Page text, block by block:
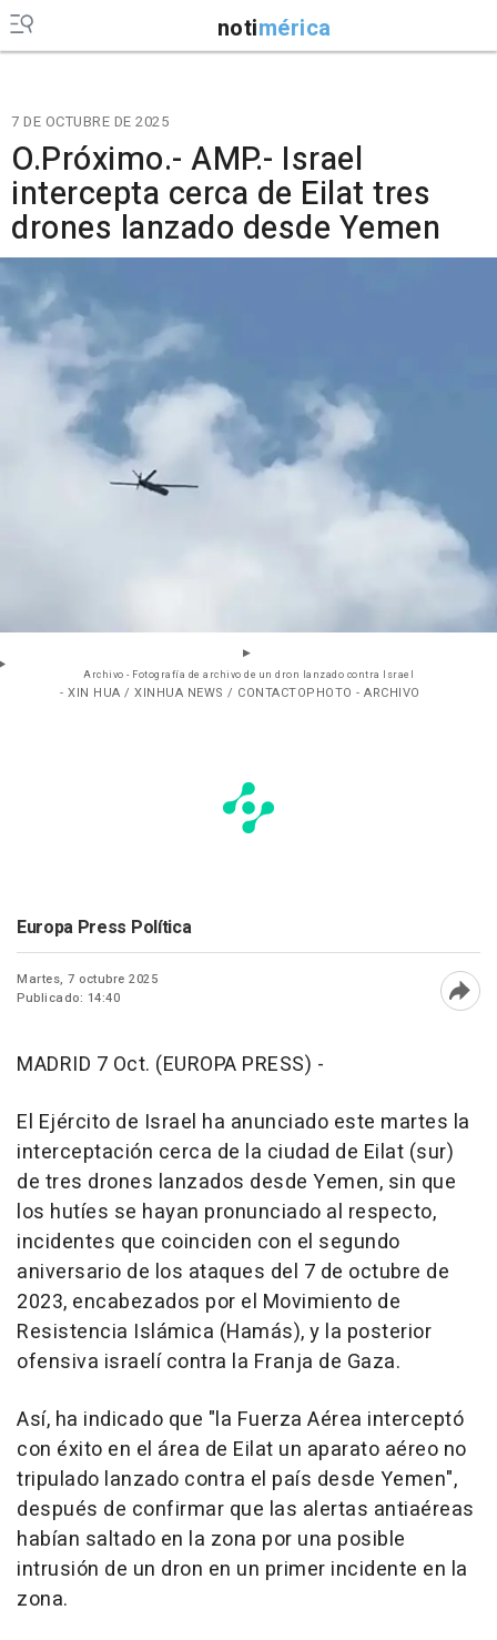
notimérica
7 DE OCTUBRE DE 2025
O.Próximo.- AMP.- Israel
intercepta cerca de Eilat tres
drones lanzado desde Yemen
Archivo - Fotografía de archivo de un dron lanzado contra Israel
- XIN HUA / XINHUA NEWS / CONTACTOPHOTO - ARCHIVO
Europa Press Política
Martes, 7 octubre 2025
Publicado: 14:40
MADRID 7 Oct. (EUROPA PRESS) -
El Ejército de Israel ha anunciado este martes la
interceptación cerca de la ciudad de Eilat (sur)
de tres drones lanzados desde Yemen, sin que
los hutíes se hayan pronunciado al respecto,
incidentes que coinciden con el segundo
aniversario de los ataques del 7 de octubre de
2023, encabezados por el Movimiento de
Resistencia Islámica (Hamás), y la posterior
ofensiva israelí contra la Franja de Gaza.
Así, ha indicado que "la Fuerza Aérea interceptó
con éxito en el área de Eilat un aparato aéreo no
tripulado lanzado contra el país desde Yemen",
después de confirmar que las alertas antiaéreas
habían saltado en la zona por una posible
intrusión de un dron en un primer incidente en la
zona.